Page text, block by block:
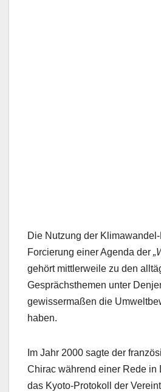
Die Nutzung der
Forcierung einer Agenda der
gehört mittlerweile zu den
Gesprächsthemen unter
gewissermaßen die
haben.
Im Jahr 2000 sagte der
Chirac während einer Rede in
das Kyoto-Protokoll der